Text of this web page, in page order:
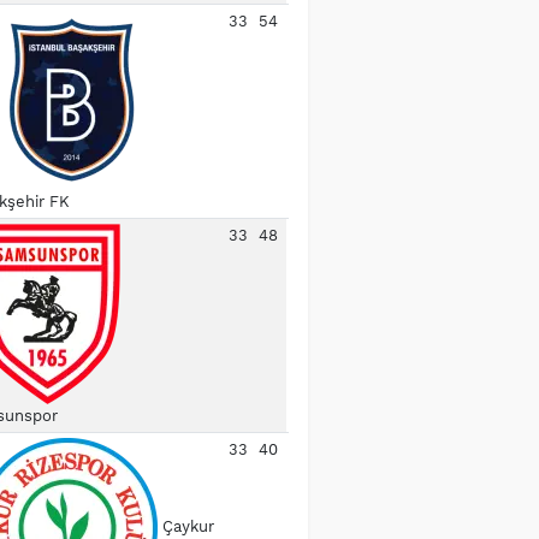
FK
33 54
33 48
Çaykur
33 40